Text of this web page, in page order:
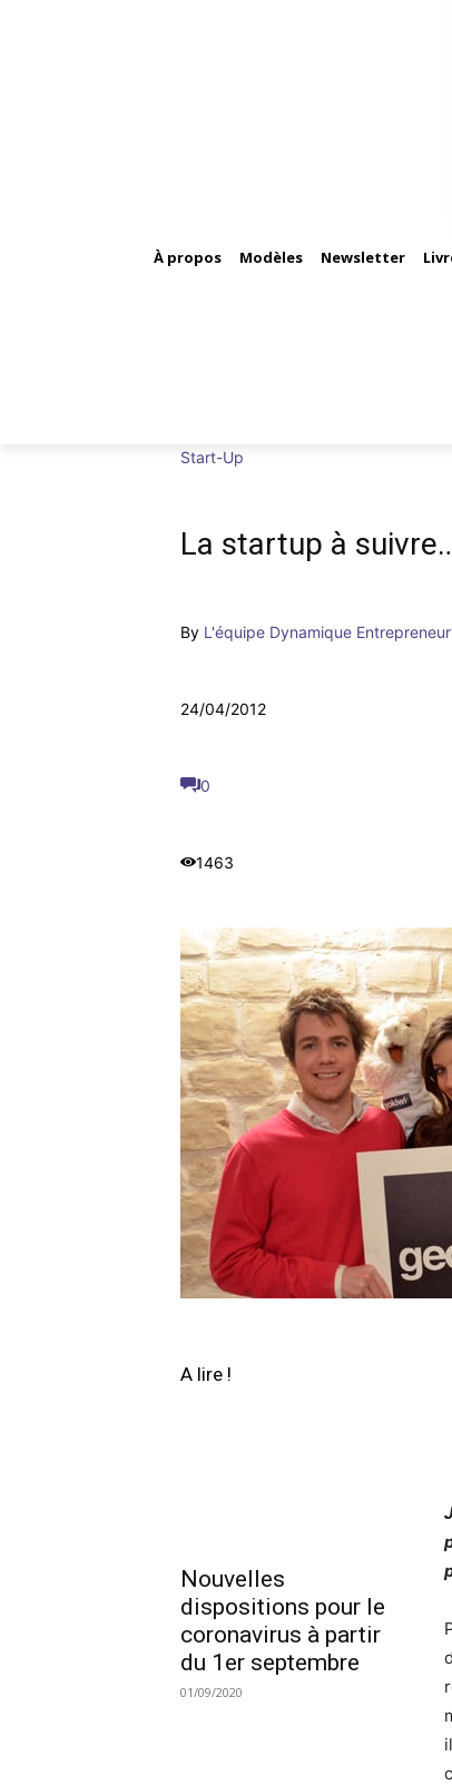
À propos Modèles Newsletter
Start-Up
La startup à
By L'équipe Dynamique
24/04/2012
0
1463
A lire !
Nouvelles
dispositions pour le
coronavirus à partir
du 1er septembre
01/09/2020